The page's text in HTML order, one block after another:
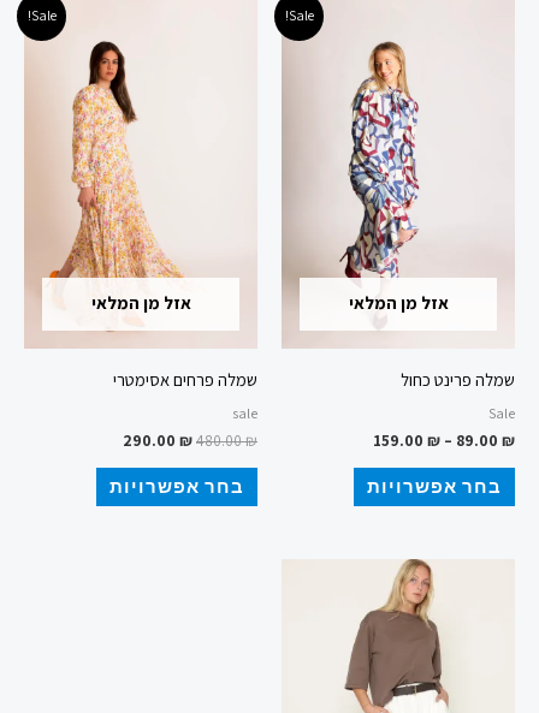
Sale!
אזל מן המלאי
שמלה פרינט כחול
Sale
89.00 ₪
–
159.00 ₪
מחירים:
עד
בחר אפשרויות
למוצר
מספר
סוגים.
ניתן
את
האפשרויות
בעמוד
המוצר
Sale!
אזל מן המלאי
שמלה פרחים אסימטרי
sale
480.00₪
290.00 ₪
הוא:
290.00 ₪.
בחר אפשרויות
למוצר
זה
יש
מספר
סוגים.
ניתן
לבחור
את
האפשרויות
בעמוד
המוצר